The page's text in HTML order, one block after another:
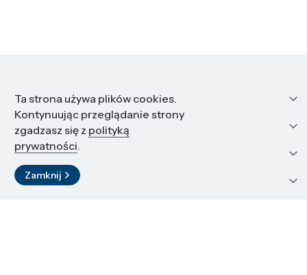
Informacje
Edukacja i kariera
Zasoby i materiały
Kontakt
Ta strona używa plików cookies.
Kontynuując przeglądanie strony
zgadzasz się z polityką
prywatności.
Zamknij